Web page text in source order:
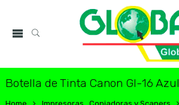
Botella de Tinta Canon GI-16 Azul